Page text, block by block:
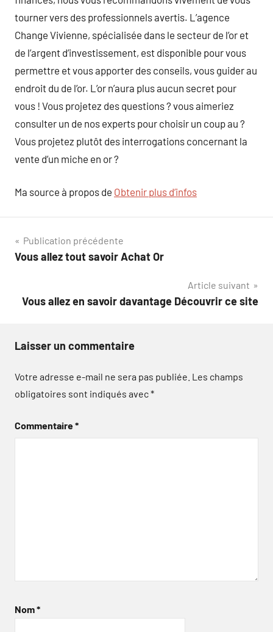
tourner vers des professionnels avertis. L’agence
Change Vivienne, spécialisée dans le secteur de l’or et
de l’argent d’investissement, est disponible pour vous
permettre et vous apporter des conseils, vous guider au
endroit du de l’or. L’or n’aura plus aucun secret pour
vous ! Vous projetez des questions ? vous aimeriez
consulter un de nos experts pour choisir un coup au ?
Vous projetez plutôt des interrogations concernant la
vente d’un miche en or ?
Ma source à propos de Obtenir plus d’infos
Navigation
de
Publication précédente
Vous allez tout savoir Achat Or
Article suivant
Vous allez en savoir davantage Découvrir ce site
Laisser un commentaire
Votre adresse e-mail ne sera pas publiée. Les champs
obligatoires sont indiqués avec*
Commentaire*
Nom*